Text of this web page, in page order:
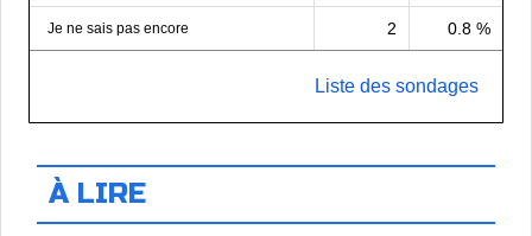
Je ne sais pas encore 2 0.8 %
Liste des sondages
À LIRE